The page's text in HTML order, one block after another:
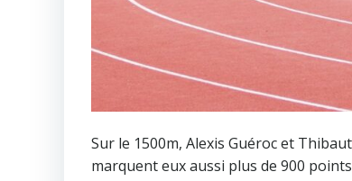
Sur le 1500m, Alexis Guéroc et
marquent eux aussi plus de 900 points